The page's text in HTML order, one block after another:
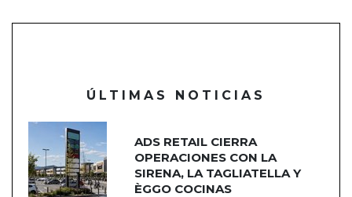
ÚLTIMAS NOTICIAS
ADS RETAIL CIERRA
OPERACIONES CON LA
SIRENA, LA TAGLIATELLA Y
ÈGGO COCINAS